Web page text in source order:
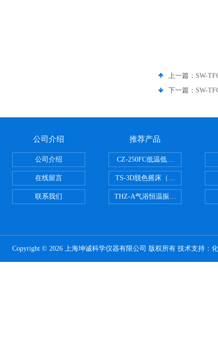
上一篇： SW-
下一篇： SW-
公司介绍
公司介绍
在线留言
联系我们
推荐产品
CZ-250FC低温低湿种子储藏柜
TS-3D脱色摇床（三维运动）
THZ-A气浴恒温振荡器
Copyright © 2026 上海坤诚科学仪器有限公司 版权所有 技术支持：